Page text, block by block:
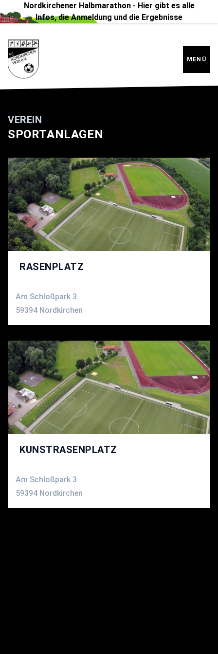
https://cdn-eu.usefathom.com/script.js
Nordkirchener Halbmarathon - Hier gibt es alle
Infos, die Anmeldung und die Ergebnisse
MENÜ
VEREIN
SPORTANLAGEN
RASENPLATZ
Am Schloßpark 3
59394 Nordkirchen
KUNSTRASENPLATZ
Am Schloßpark 3
59394 Nordkirchen